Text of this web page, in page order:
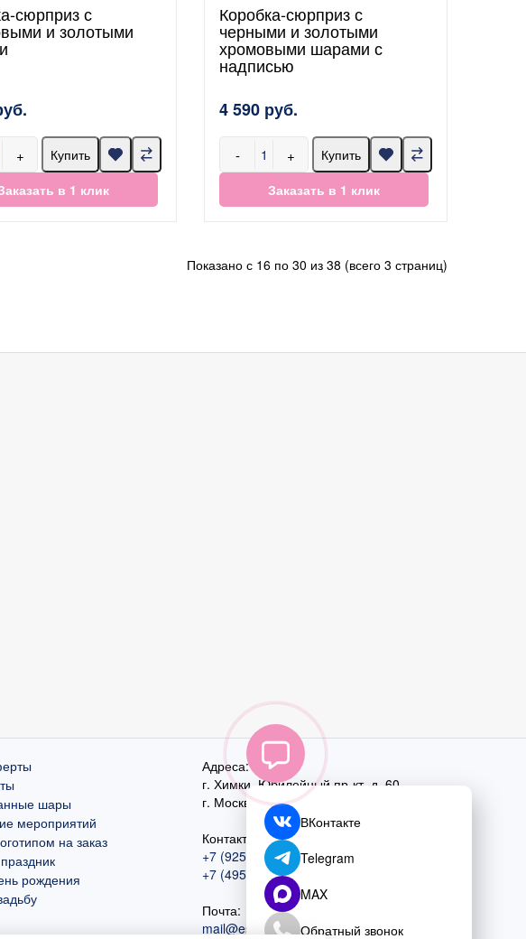
сюрприз с
и золотыми
+
Купить
в 1 клик
Коробка-сюрприз с
черными и золотыми
хромовыми шарами с
надписью
4 590 руб.
- +
Купить
Заказать в 1 клик
Показано с 16 по 30 из 38 (всего 3 страниц)
шары
мероприятий
на заказ
рождения
Адреса:
г. Химки, Юбилейный пр-кт, д. 60
г. Москва,ул. Перовская, д. 59
Контактный номер:
+7 (925) 585-74-27
+7 (495) 970-44-75
Почта:
mail@esta-fiesta.ru
ВКонтакте
Telegram
MAX
Обратный звонок